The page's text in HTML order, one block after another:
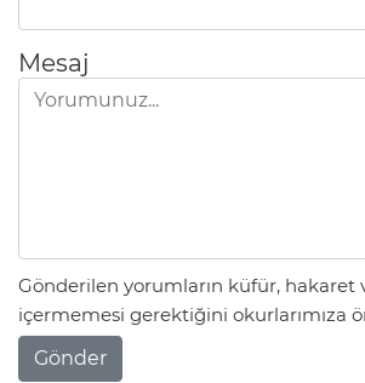
Mesaj
Gönderilen yorumların küfür, hakaret
içermemesi gerektiğini okurlarımıza
Gönder